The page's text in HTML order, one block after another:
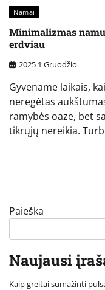
Namai
Minimalizmas
erdviau
2025 1 Gruodžio
Gyvename laikais,
neregėtas
ramybės oaze, bet
tikrųjų nereikia.
puslapiavimas
Paieška
Naujausi
Kaip greitai sumažinti